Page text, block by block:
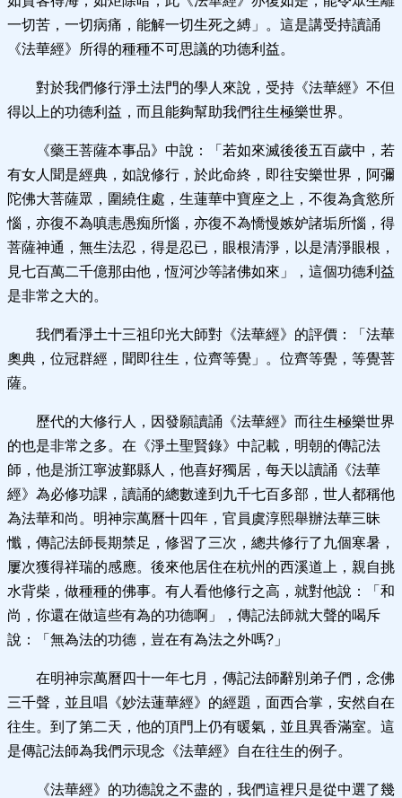
一切苦，一切病痛，能解一切生死之縛」。這是講受持讀誦
《法華經》所得的種種不可思議的功德利益。
對於我們修行淨土法門的學人來說，受持《法華經》不但
得以上的功德利益，而且能夠幫助我們往生極樂世界。
《藥王菩薩本事品》中說：「若如來滅後後五百歲中，若
有女人聞是經典，如說修行，於此命終，即往安樂世界，阿彌
陀佛大菩薩眾，圍繞住處，生蓮華中寶座之上，不復為貪慾所
惱，亦復不為嗔恚愚痴所惱，亦復不為憍慢嫉妒諸垢所惱，得
菩薩神通，無生法忍，得是忍已，眼根清淨，以是清淨眼根，
見七百萬二千億那由他，恆河沙等諸佛如來」，這個功德利益
是非常之大的。
我們看淨土十三祖印光大師對《法華經》的評價：「法華
奧典，位冠群經，聞即往生，位齊等覺」。位齊等覺，等覺菩
薩。
歷代的大修行人，因發願讀誦《法華經》而往生極樂世界
的也是非常之多。在《淨土聖賢錄》中記載，明朝的傳記法
師，他是浙江寧波鄞縣人，他喜好獨居，每天以讀誦《法華
經》為必修功課，讀誦的總數達到九千七百多部，世人都稱他
為法華和尚。明神宗萬曆十四年，官員虞淳熙舉辦法華三昧
懺，傳記法師長期禁足，修習了三次，總共修行了九個寒暑，
屢次獲得祥瑞的感應。後來他居住在杭州的西溪道上，親自挑
水背柴，做種種的佛事。有人看他修行之高，就對他說：「和
尚，你還在做這些有為的功德啊」，傳記法師就大聲的喝斥
說：「無為法的功德，豈在有為法之外嗎?」
在明神宗萬曆四十一年七月，傳記法師辭別弟子們，念佛
三千聲，並且唱《妙法蓮華經》的經題，面西合掌，安然自在
往生。到了第二天，他的頂門上仍有暖氣，並且異香滿室。這
是傳記法師為我們示現念《法華經》自在往生的例子。
《法華經》的功德說之不盡的，我們這裡只是從中選了幾